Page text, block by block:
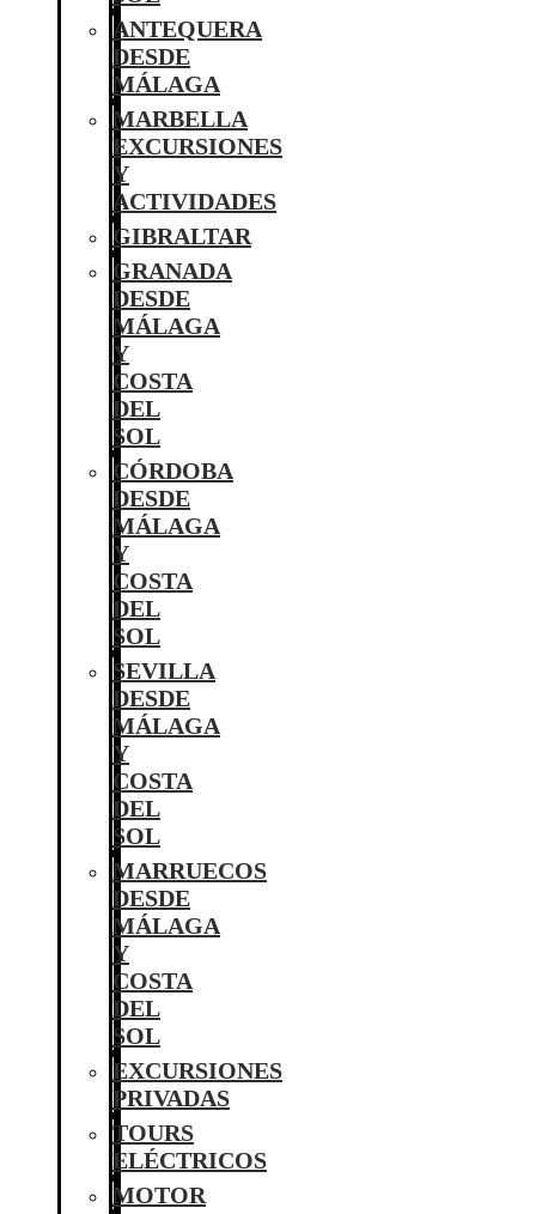
ANTEQUERA
DESDE
MÁLAGA
MARBELLA
EXCURSIONES
Y
ACTIVIDADES
GIBRALTAR
GRANADA
DESDE
MÁLAGA
Y
COSTA
DEL
SOL
CÓRDOBA
DESDE
MÁLAGA
Y
COSTA
DEL
SOL
SEVILLA
DESDE
MÁLAGA
Y
COSTA
DEL
SOL
MARRUECOS
DESDE
MÁLAGA
Y
COSTA
DEL
SOL
EXCURSIONES
PRIVADAS
TOURS
ELÉCTRICOS
MOTOR